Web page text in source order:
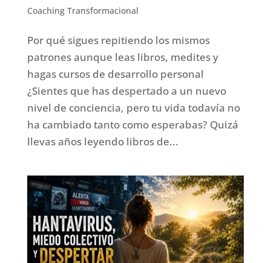
Coaching Transformacional
Por qué sigues repitiendo los mismos
patrones aunque leas libros, medites y
hagas cursos de desarrollo personal
¿Sientes que has despertado a un nuevo
nivel de conciencia, pero tu vida todavía no
ha cambiado tanto como esperabas? Quizá
llevas años leyendo libros de...